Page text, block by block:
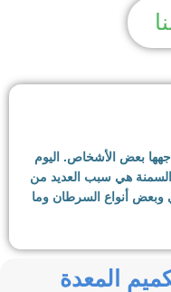
بعض الأشخاص. اليوم
السمنة هي سبب العديد من
وبعض أنواع السرطان وما
أو السمنة يصبحون
المعدة